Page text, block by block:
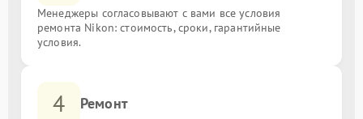
Менеджеры согласовывают с вами все условия
ремонта Nikon: стоимость, сроки, гарантийные
условия.
4 Ремонт